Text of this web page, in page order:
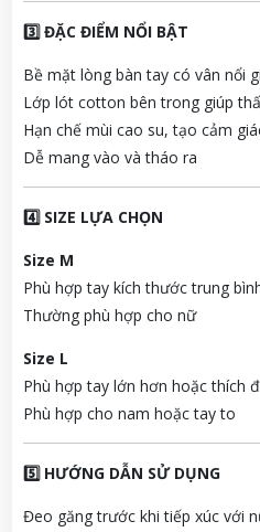
3️⃣ ĐẶC ĐIỂM NỔI BẬT
Bề mặt lòng bàn tay có vân nổi
Lớp lót cotton bên trong giúp
Hạn chế mùi cao su, tạo cảm
Dễ mang vào và tháo ra
4️⃣ SIZE LỰA CHỌN
Size M
Phù hợp tay kích thước trung
Thường phù hợp cho nữ
Size L
Phù hợp tay lớn hơn hoặc thích
Phù hợp cho nam hoặc tay to
5️⃣ HƯỚNG DẪN SỬ DỤNG
Đeo găng trước khi tiếp xúc với